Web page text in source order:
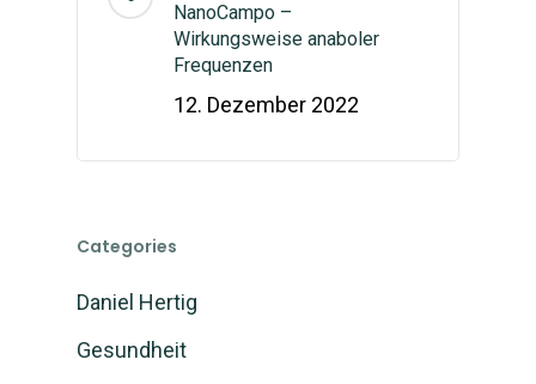
NanoCampo –
Wirkungsweise anaboler
Frequenzen
12. Dezember 2022
Categories
Daniel Hertig
Gesundheit